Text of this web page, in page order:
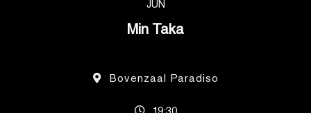
JUN
Min Taka
Bovenzaal Paradiso